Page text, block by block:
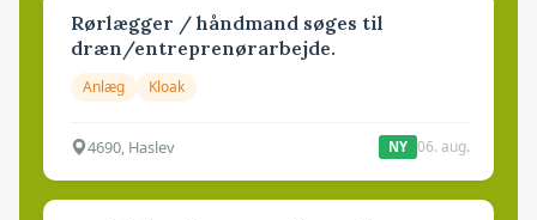
Rørlægger / håndmand søges til
dræn/entreprenørarbejde.
Anlæg Kloak
4690, Haslev NY 06. aug.